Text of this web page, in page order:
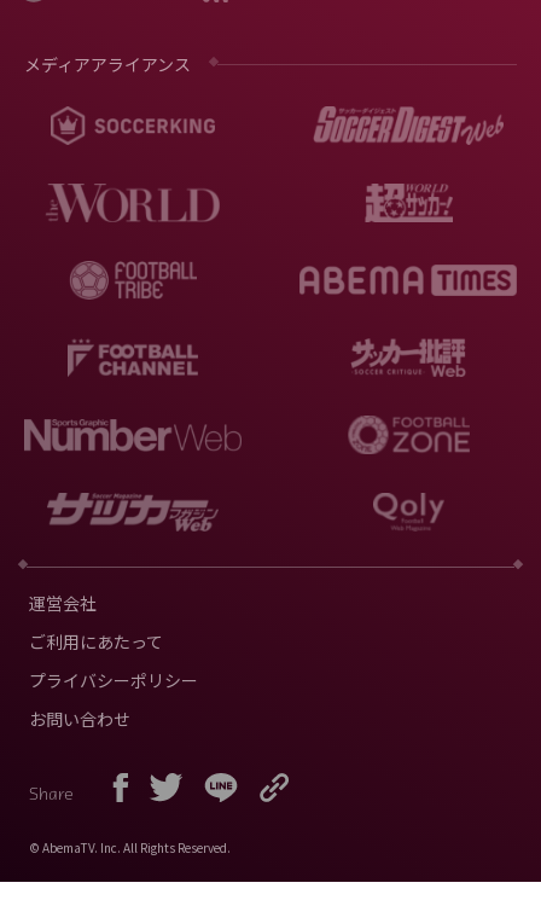
メディアアライアンス
運営会社
ご利用にあたって
プライバシーポリシー
お問い合わせ
Share
© AbemaTV. Inc. All Rights Reserved.